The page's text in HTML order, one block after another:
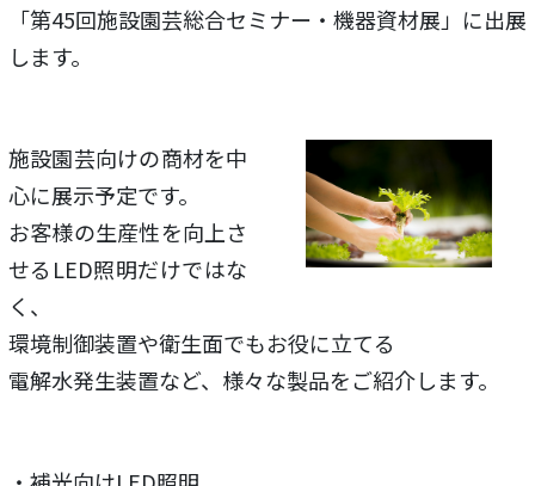
「第45回施設園芸総合セミナー・機器資材展」に出展
します。
施設園芸向けの商材を中
心に展示予定です。
お客様の生産性を向上さ
せるLED照明だけではな
く、
環境制御装置や衛生面でもお役に立てる
電解水発生装置など、様々な製品をご紹介します。